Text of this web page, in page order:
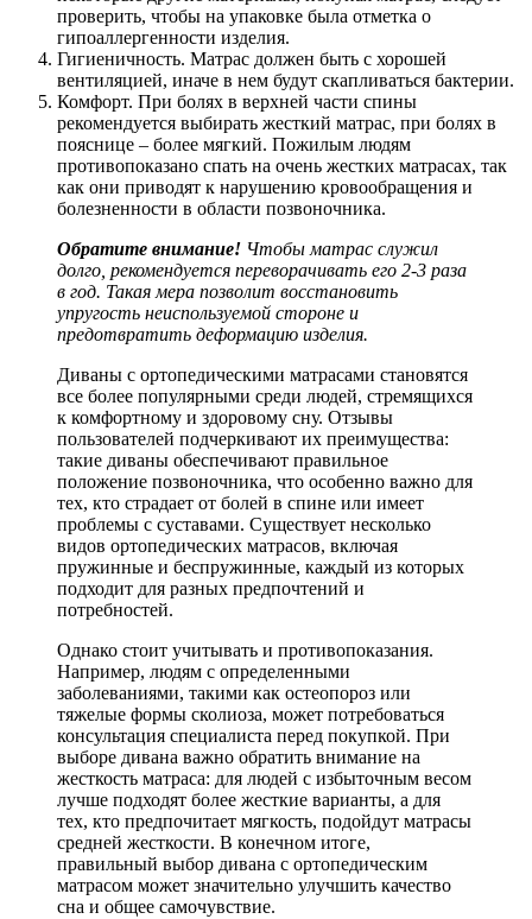
проверить, чтобы на упаковке была отметка о
гипоаллергенности изделия.
Гигиеничность. Матрас должен быть с хорошей
вентиляцией, иначе в нем будут скапливаться бактерии.
Комфорт. При болях в верхней части спины
рекомендуется выбирать жесткий матрас, при болях в
пояснице – более мягкий. Пожилым людям
противопоказано спать на очень жестких матрасах, так
как они приводят к нарушению кровообращения и
болезненности в области позвоночника.
Обратите внимание! Чтобы матрас служил
долго, рекомендуется переворачивать его 2-3 раза
в год. Такая мера позволит восстановить
упругость неиспользуемой стороне и
предотвратить деформацию изделия.
Диваны с ортопедическими матрасами становятся
все более популярными среди людей, стремящихся
к комфортному и здоровому сну. Отзывы
пользователей подчеркивают их преимущества:
такие диваны обеспечивают правильное
положение позвоночника, что особенно важно для
тех, кто страдает от болей в спине или имеет
проблемы с суставами. Существует несколько
видов ортопедических матрасов, включая
пружинные и беспружинные, каждый из которых
подходит для разных предпочтений и
потребностей.
Однако стоит учитывать и противопоказания.
Например, людям с определенными
заболеваниями, такими как остеопороз или
тяжелые формы сколиоза, может потребоваться
консультация специалиста перед покупкой. При
выборе дивана важно обратить внимание на
жесткость матраса: для людей с избыточным весом
лучше подходят более жесткие варианты, а для
тех, кто предпочитает мягкость, подойдут матрасы
средней жесткости. В конечном итоге,
правильный выбор дивана с ортопедическим
матрасом может значительно улучшить качество
сна и общее самочувствие.